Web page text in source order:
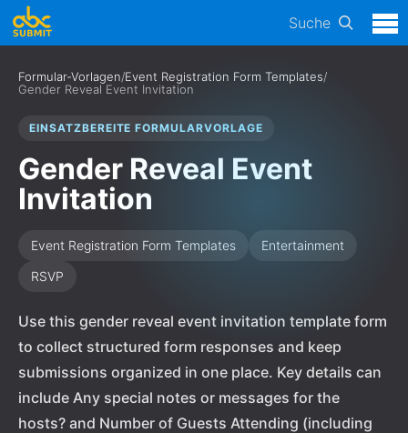
Suche
Formular-Vorlagen/Event Registration Form Templates/
Gender Reveal Event Invitation
EINSATZBEREITE FORMULARVORLAGE
Gender Reveal Event
Invitation
Event Registration Form Templates
Entertainment
RSVP
Use this gender reveal event invitation template form
to collect structured form responses and keep
submissions organized in one place. Key details can
include Any special notes or messages for the
hosts? and Number of Guests Attending (including